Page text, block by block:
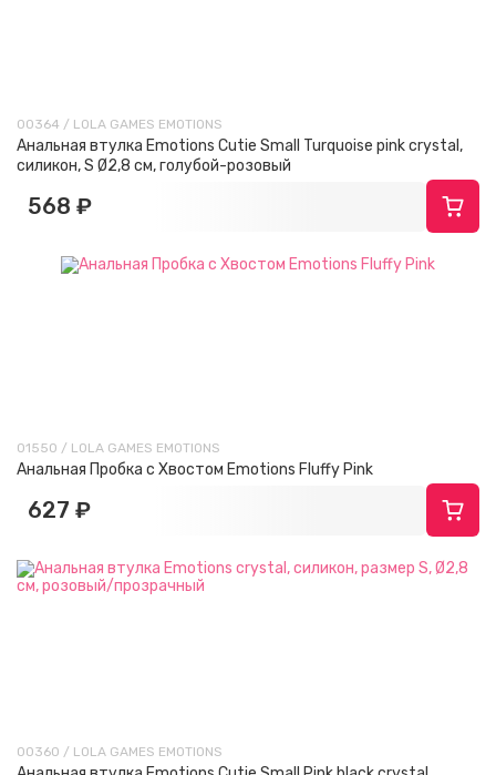
00364 / LOLA GAMES EMOTIONS
Анальная втулка Emotions Cutie Small Turquoise pink crystal,
силикон, S Ø2,8 см, голубой-розовый
568 ₽
01550 / LOLA GAMES EMOTIONS
Анальная Пробка с Хвостом Emotions Fluffy Pink
627 ₽
00360 / LOLA GAMES EMOTIONS